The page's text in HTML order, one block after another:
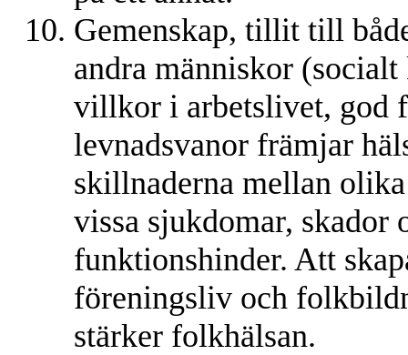
Gemenskap, tillit till
andra människor
villkor i arbetslivet, god
levnadsvanor främjar
skillnaderna mellan
vissa sjukdomar, skador
funktionshinder. Att
föreningsliv och
stärker folkhälsan.